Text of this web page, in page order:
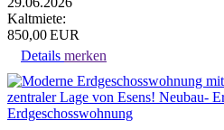
Kaltmiete:
850,00 EUR
Details merken